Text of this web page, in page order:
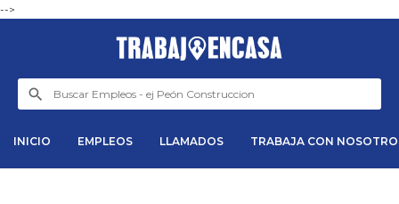
-->
INICIO EMPLEOS LLAMADOS TRABAJA CON